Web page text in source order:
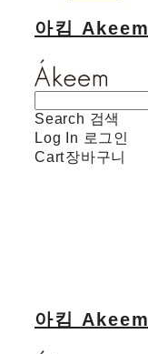
아킴 Akeem
Search 검색
Log In 로그인
Cart장바구니
아킴 Akeem